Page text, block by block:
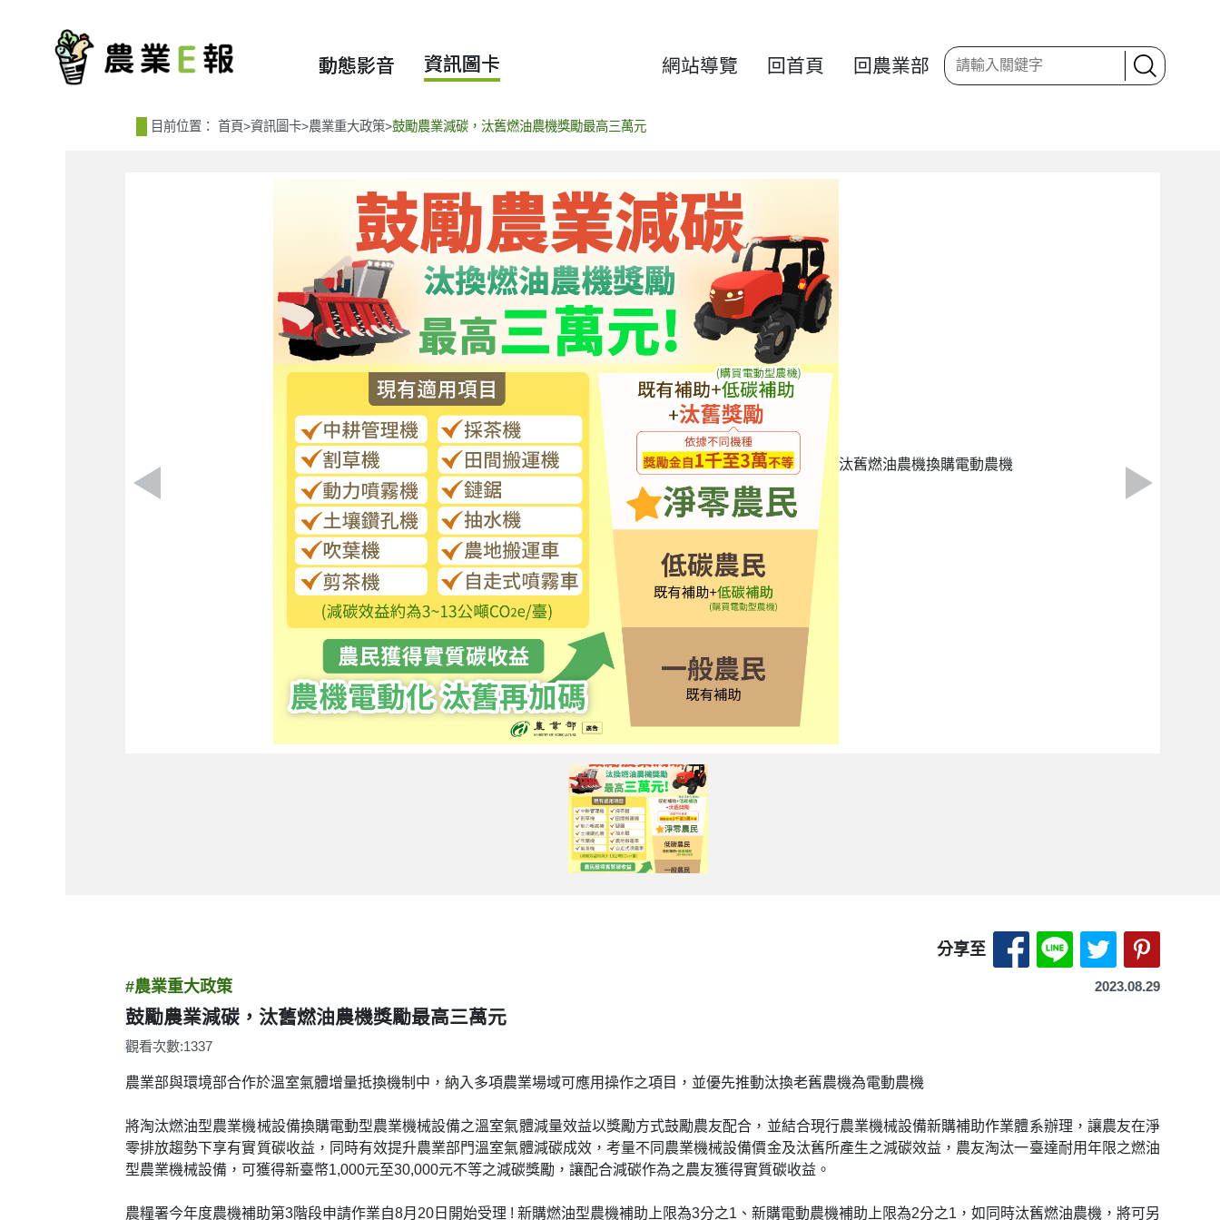
動態影音 資訊圖卡 網站導覽 回首頁 回農業部
目前位置： 首頁>資訊圖卡>農業重大政策>鼓勵農業減碳，汰舊燃油農機獎勵最高三萬元
汰舊燃油農機換購電動農機
分享至 分享至 Facebook-另開新
分享至 LINE-另開
分享至 X（
#農業重大政策 2023.08.29
鼓勵農業減碳，汰舊燃油農機獎勵最高三萬元
觀看次數:1337
農業部與環境部合作於溫室氣體增量抵換機制中，納入多項農業場域可應用操作之項目，並優先推動汰換老舊農機為電動農機
將淘汰燃油型農業機械設備換購電動型農業機械設備之溫室氣體減量效益以獎勵方式鼓勵農友配合，並結合現行農業機械設備新購補助作業體系辦理，讓農友在淨
零排放趨勢下享有實質碳收益，同時有效提升農業部門溫室氣體減碳成效，考量不同農業機械設備價金及汰舊所產生之減碳效益，農友淘汰一臺達耐用年限之燃油
型農業機械設備，可獲得新臺幣1,000元至30,000元不等之減碳獎勵，讓配合減碳作為之農友獲得實質碳收益。
農糧署今年度農機補助第3階段申請作業自8月20日開始受理 ! 新購燃油型農機補助上限為3分之1、新購電動農機補助上限為2分之1，如同時汰舊燃油農機，將可另